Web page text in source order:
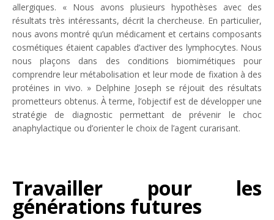
allergiques. « Nous avons plusieurs hypothèses avec des
résultats très intéressants, décrit la chercheuse. En particulier,
nous avons montré qu’un médicament et certains composants
cosmétiques étaient capables d’activer des lymphocytes. Nous
nous plaçons dans des conditions biomimétiques pour
comprendre leur métabolisation et leur mode de fixation à des
protéines in vivo. » Delphine Joseph se réjouit des résultats
prometteurs obtenus. À terme, l’objectif est de développer une
stratégie de diagnostic permettant de prévenir le choc
anaphylactique ou d’orienter le choix de l’agent curarisant.
Travailler pour les
générations futures